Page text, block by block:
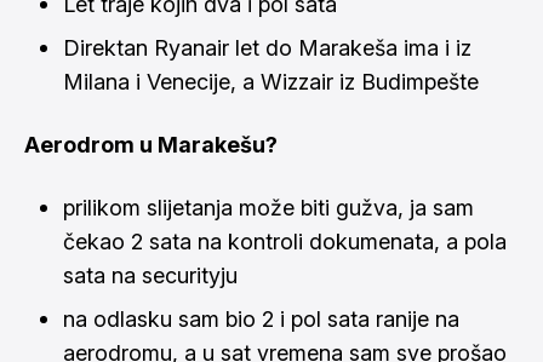
Direktan Ryanair let do Marakeša ima i iz
Milana i Venecije, a Wizzair iz Budimpešte
Aerodrom u Marakešu?
prilikom slijetanja može biti gužva, ja sam
čekao 2 sata na kontroli dokumenata, a pola
sata na securityju
na odlasku sam bio 2 i pol sata ranije na
aerodromu, a u sat vremena sam sve prošao